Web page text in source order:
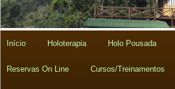
Início Holoterapia Holo Pousada
Reservas On Line Cursos/Treinamentos